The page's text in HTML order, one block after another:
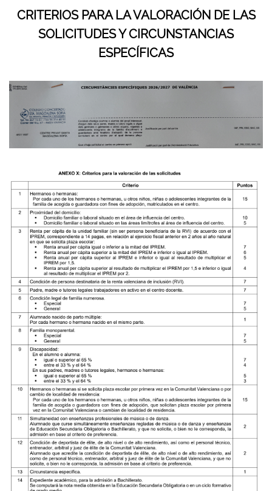
CRITERIOS PARA LA VALORACIÓN DE LAS
SOLICITUDES Y CIRCUNSTANCIAS
ESPECÍFICAS